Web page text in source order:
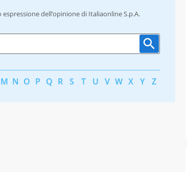
dell’opinione di Italiaonline S.p.A.
M N O P Q R S T U V W X Y Z